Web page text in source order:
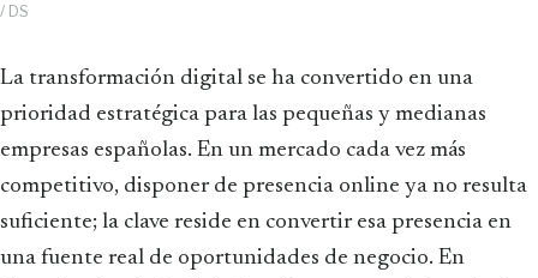
/ DS
La transformación digital se ha convertido en una
prioridad estratégica para las pequeñas y medianas
empresas españolas. En un mercado cada vez más
competitivo, disponer de presencia online ya no resulta
suficiente; la clave reside en convertir esa presencia en
una fuente real de oportunidades de negocio. En